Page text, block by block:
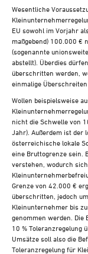
Wesentliche
EU sowohl im Vorjahr
maßgebend) 100.000 €
(sogenannte
abstellt). Überdies
überschritten werden,
einmalige
Wollen beispielsweise
nicht die Schwelle von
Jahr). Außerdem ist der
österreichische lokale
eine Bruttogrenze sein.
verstehen, wodurch
Grenze von 42.000 €
überschritten, jedoch
Kleinunternehmer bis
genommen werden. Die
10 % Toleranzregelung
Umsätze soll also die
Toleranzregelung für